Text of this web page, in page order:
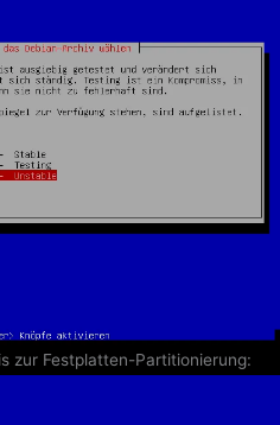
zur Festplatten-Partitionierung: